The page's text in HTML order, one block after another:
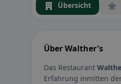
Übersicht
Über Walther's
Das Restaurant
Erfahrung inmitten